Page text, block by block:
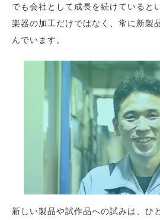
でも会社として成長を続けていると
楽器の加工だけではなく、常に新製
んでいます。
新しい製品や試作品への試みは、ひ